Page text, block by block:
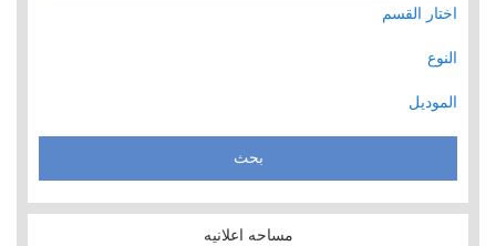
اختار القسم
النوع
الموديل
مساحه اعلانيه